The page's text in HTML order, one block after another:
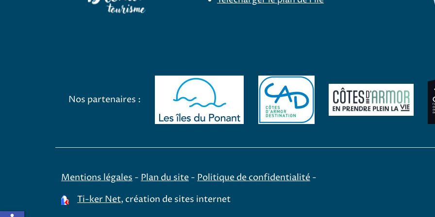
Instagram Office de
Nos partenaires :
les îles du Ponant CAD
Mentions légales - Plan du site - Politique de confidentialité -
Ti-ker Net, création de sites internet